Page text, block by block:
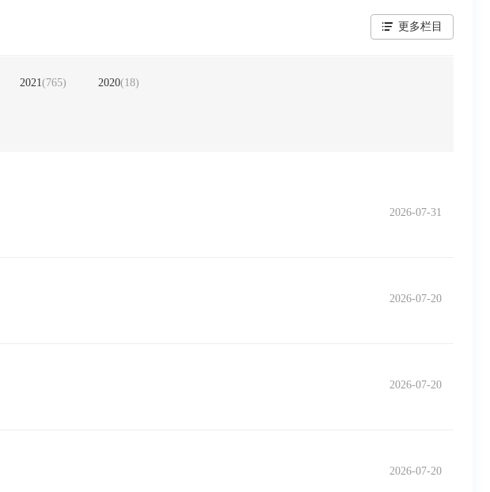
更多栏目
2021(765) 2020(18)
2026-07-31
2026-07-20
2026-07-20
2026-07-20